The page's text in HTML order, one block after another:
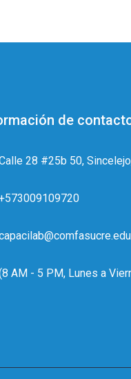
de
28 #25b 50,
AM - 5 PM, Lunes a